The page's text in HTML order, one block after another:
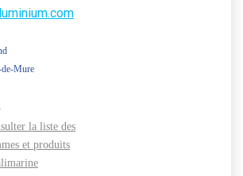
Mure
la liste des
et produits